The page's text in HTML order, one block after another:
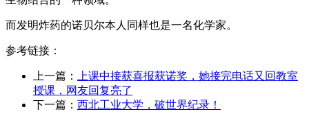
而发明炸药的诺贝尔本人同样也是一名化学家。
参考链接：
上一篇：
上课中接获喜报获诺奖，她接完电话又回教室
授课，网友回复亮了
下一篇： 西北工业大学，破世界纪录！